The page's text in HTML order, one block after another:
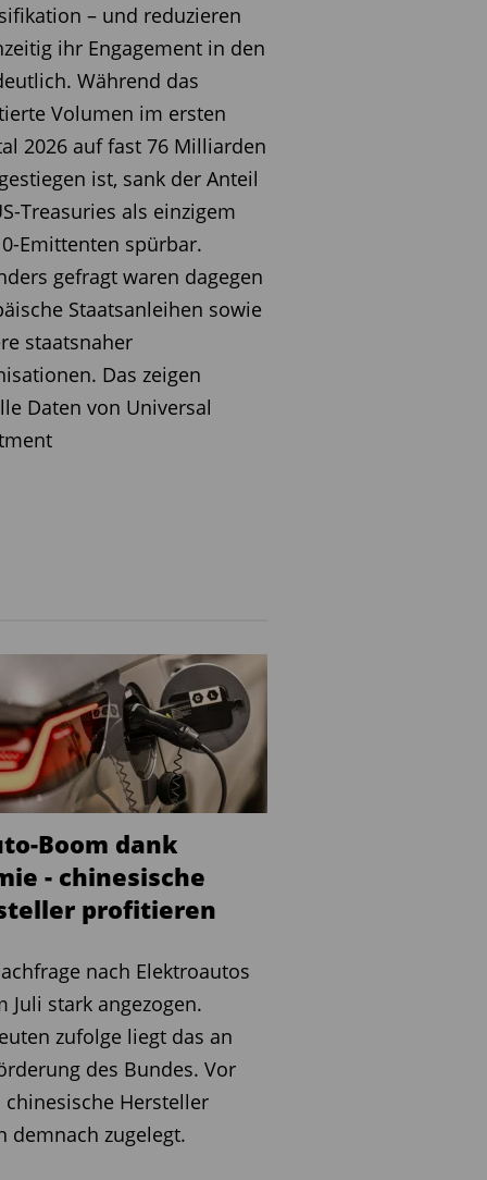
– und reduzieren
ihr Engagement in den
Während das
Volumen im ersten
2026 auf fast 76 Milliarden
ist, sank der Anteil
Treasuries als einzigem
Emittenten spürbar.
gefragt waren dagegen
Staatsanleihen sowie
staatsnaher
Das zeigen
Daten von Universal
Boom dank
- chinesische
profitieren
nach Elektroautos
Juli stark angezogen.
zufolge liegt das an
des Bundes. Vor
chinesische Hersteller
demnach zugelegt.